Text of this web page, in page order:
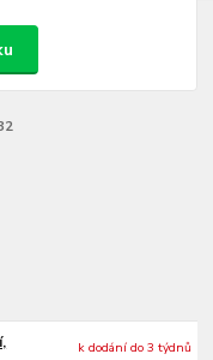
k dodání do 3 týdnů